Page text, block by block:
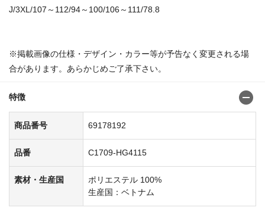
J/3XL/107～112/94～100/106～111/78.8
※掲載画像の仕様・デザイン・カラー等が予告なく変更される場
合があります。あらかじめご了承下さい。
特徴
商品番号 69178192
品番 C1709-HG4115
素材・生産国
ポリエステル 100%
生産国：ベトナム